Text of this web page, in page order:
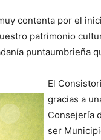
contenta por el
patrimonio
puntaumbrieña
El
gracias a
Consejería
ser